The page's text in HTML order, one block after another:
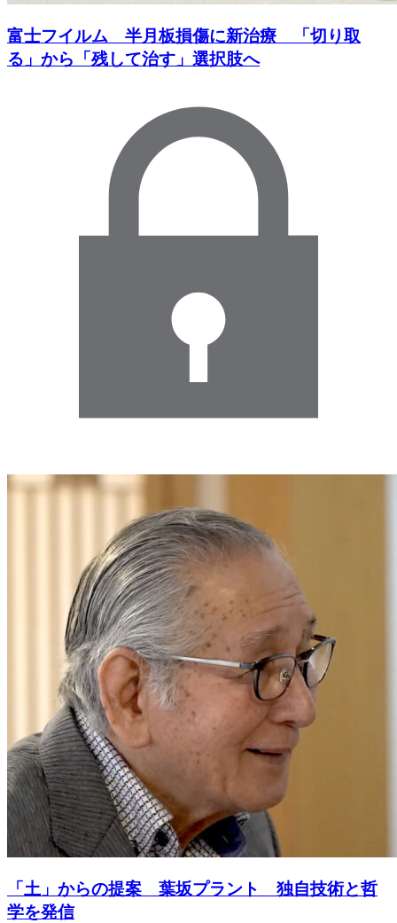
富士フイルム 半月板損傷に新治療 「切り取
る」から「残して治す」選択肢へ
「土」からの提案 葉坂プラント 独自技術と哲
学を発信